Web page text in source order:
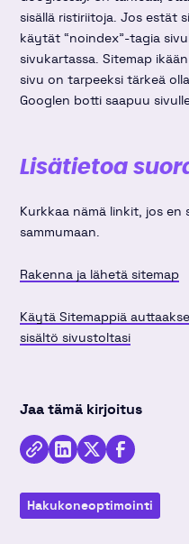
sisällä ristiriitoja. Jos estät
käytät “noindex”-tagia
sivukartassa. Sitemap
sivu on tarpeeksi tärkeä
Googlen botti saapuu
Lisätietoa
Kurkkaa nämä linkit, jos
sammumaan.
Rakenna ja lähetä sitemap
Käytä Sitemappiä
sisältö sivustoltasi
Jaa tämä kirjoitus
KopioiJaa
Linkedinissä
Jaa
Twitterissä
Jaa
Facebookissa
Hakukone­optimointi